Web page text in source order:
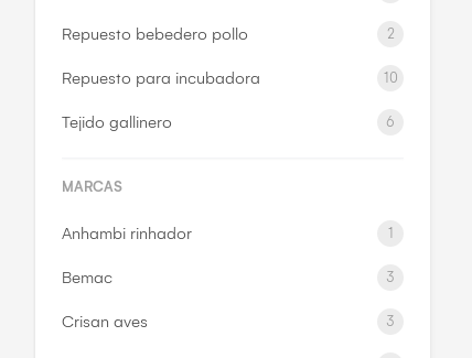
Repuesto bebedero pollo 2
Repuesto para incubadora 10
Tejido gallinero 6
MARCAS
Anhambi rinhador 1
Bemac 3
Crisan aves 3